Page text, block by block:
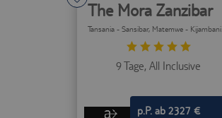
The Mora Zanzibar
Tansania - Sansibar, Matemwe - Kijambani (Insel Sansibar)
9 Tage, All Inclusive
p.P. ab 2327 €